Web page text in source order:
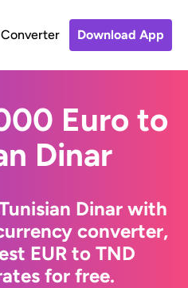
Download App
Euro to
Dinar
Dinar with
converter,
EUR to TND
for free.